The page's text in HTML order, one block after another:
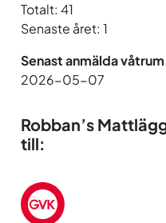
Totalt: 41
Senaste året: 1
Senast anmälda
2026-05-07
Robban’s
till: